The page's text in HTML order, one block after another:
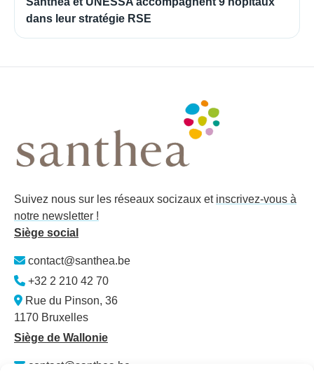
dans leur stratégie RSE
Suivez nous sur les réseaux socizaux et inscrivez-vous à
notre newsletter !
Siège social
contact@santhea.be
+32 2 210 42 70
Rue du Pinson, 36
1170 Bruxelles
Siège de Wallonie
contact@santhea.be